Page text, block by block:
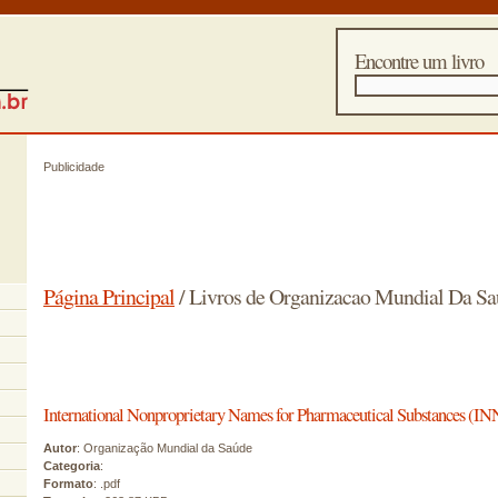
Encontre um livro
Publicidade
Página Principal/ Livros de Organizacao Mundial Da
International Nonproprietary Names for Pharmaceutical Substances
Autor: Organização Mundial da Saúde
Categoria:
Formato: .pdf